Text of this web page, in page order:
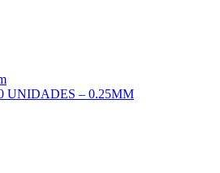
UNIDADES – 0.25MM